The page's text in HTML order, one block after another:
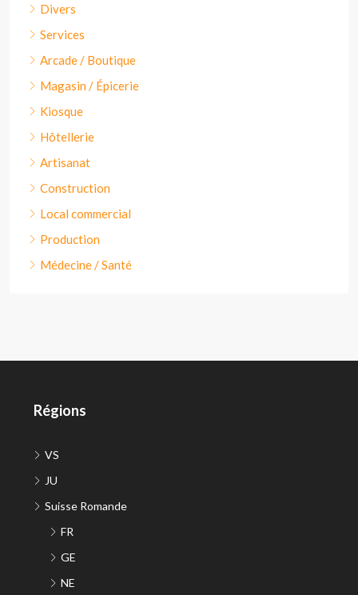
Divers
Services
Arcade / Boutique
Magasin / Épicerie
Kiosque
Hôtellerie
Artisanat
Construction
Local commercial
Production
Médecine / Santé
Régions
VS
JU
Suisse Romande
FR
GE
NE